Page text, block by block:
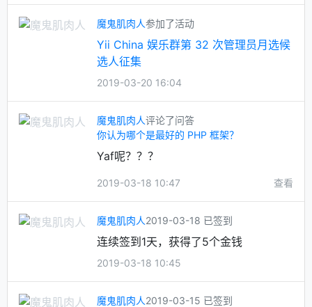
魔鬼肌肉人参加了活动
Yii China 娱乐群第 32 次管理员月选候
选人征集
2019-03-20 16:04
魔鬼肌肉人评论了问答
你认为哪个是最好的 PHP 框架？
Yaf呢？？？
2019-03-18 10:47 查看
魔鬼肌肉人2019-03-18 已签到
连续签到1天，获得了5个金钱
2019-03-18 10:45
魔鬼肌肉人2019-03-15 已签到